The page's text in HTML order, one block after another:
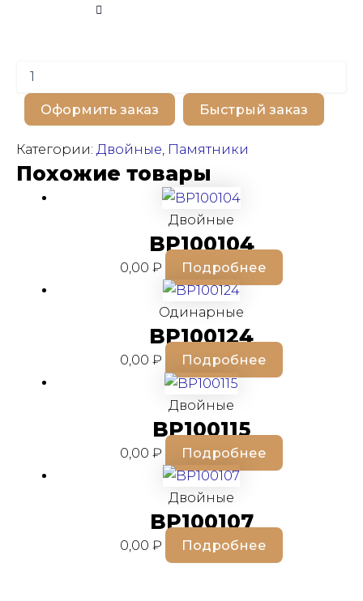
Количество
товара
BP100575
Оформить заказ Быстрый заказ
Категории: Двойные, Памятники
Похожие товары
Двойные
BP100104
0,00₽ Подробнее
Одинарные
BP100124
0,00₽ Подробнее
Двойные
BP100115
0,00₽ Подробнее
Двойные
BP100107
0,00₽ Подробнее